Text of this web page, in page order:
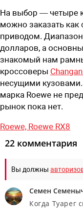
На выбор — четыре
можно заказать
приводом.
долларов, а
знакомый нам
кроссоверы
несущими
марка Roewe не
рынок пока нет.
Roewe, Roewe RX8
22 комментария
Вы должны
Семен
Когда Туарег